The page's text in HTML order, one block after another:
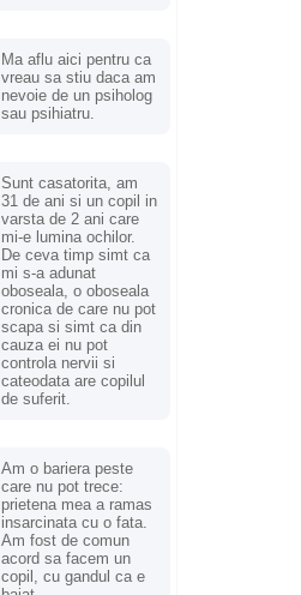
Ma aflu aici pentru ca
vreau sa stiu daca am
nevoie de un psiholog
sau psihiatru.
Sunt casatorita, am
31 de ani si un copil in
varsta de 2 ani care
mi-e lumina ochilor.
De ceva timp simt ca
mi s-a adunat
oboseala, o oboseala
cronica de care nu pot
scapa si simt ca din
cauza ei nu pot
controla nervii si
cateodata are copilul
de suferit.
Am o bariera peste
care nu pot trece:
prietena mea a ramas
insarcinata cu o fata.
Am fost de comun
acord sa facem un
copil, cu gandul ca e